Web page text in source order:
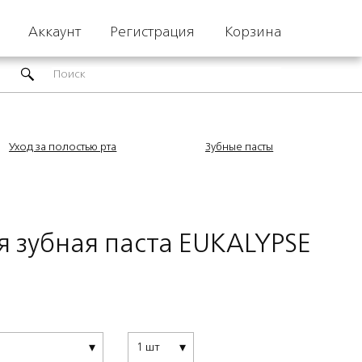
Аккаунт Регистрация Корзина
Уход за полостью рта Зубные пасты
паста EUKALYPSE
1 шт